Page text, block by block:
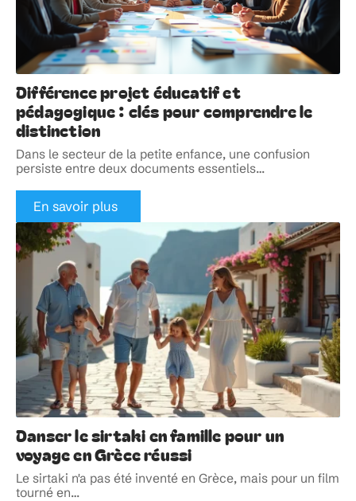
Différence projet éducatif et
pédagogique : clés pour comprendre le
distinction
Dans le secteur de la petite enfance, une confusion
persiste entre deux documents essentiels…
En savoir plus
Danser le sirtaki en famille pour un
voyage en Grèce réussi
Le sirtaki n'a pas été inventé en Grèce, mais pour un film
tourné en…